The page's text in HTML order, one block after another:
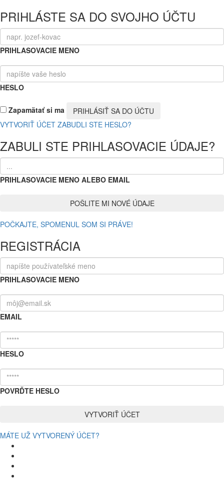
PRIHLÁSTE SA DO SVOJHO ÚČTU
PRIHLASOVACIE MENO
HESLO
Zapamätať si ma
VYTVORIŤ ÚČET ZABUDLI STE HESLO?
ZABULI STE PRIHLASOVACIE ÚDAJE?
PRIHLASOVACIE MENO ALEBO EMAIL
POČKAJTE, SPOMENUL SOM SI PRÁVE!
REGISTRÁCIA
PRIHLASOVACIE MENO
EMAIL
HESLO
POVRĎTE HESLO
MÁTE UŽ VYTVORENÝ ÚČET?